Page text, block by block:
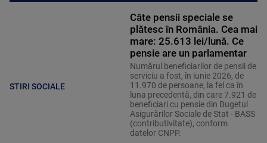
STIRI SOCIALE
Câte pensii speciale se
plătesc în România. Cea mai
mare: 25.613 lei/lună. Ce
pensie are un parlamentar
Numărul beneficiarilor de pensii de
serviciu a fost, în iunie 2026, de
11.970 de persoane, la fel ca în
luna precedentă, din care 7.921 de
beneficiari cu pensie din Bugetul
Asigurărilor Sociale de Stat - BASS
(contributivitate), conform
datelor CNPP.